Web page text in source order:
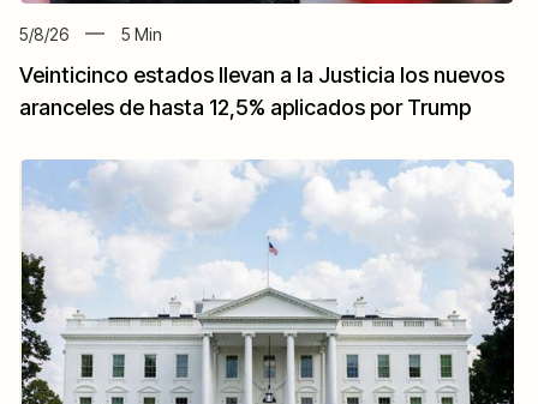
5/8/26 5 Min
Veinticinco estados llevan a la Justicia los nuevos
aranceles de hasta 12,5% aplicados por Trump